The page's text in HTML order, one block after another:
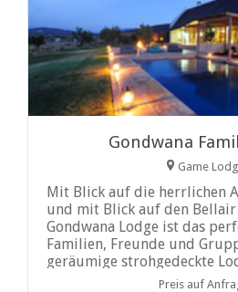
Gondwana
Game
Mit Blick auf die herrlichen
und mit Blick auf den
Gondwana Lodge ist das
Familien, Freunde und
geräumige strohgedeckte
Gästen ein Gefühl von
Preis auf